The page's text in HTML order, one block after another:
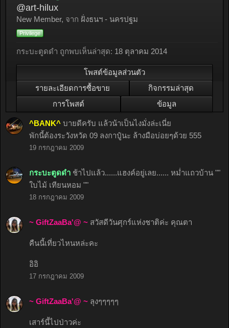
@art-hilux
New Member, จาก ฝั่งธนฯ - นครปฐม
Privilege
กระบะตูดดำ ถูกพบเห็นล่าสุด: 18 ตุลาคม 2014
โพสต์ข้อมูลส่วนตัว
รายละเอียดการซื้อขาย
กิจกรรมล่าสุด
การโพสต์
ข้อมูล
^BANK^ บายดีครับ แล้วน้าเป็นไงมั่งล่ะเนี่ย
พักนี้ต้องระวังหวัด 09 ลงกาปู๋นะ ล้างมือบ่อยๆด้วย 555
19 กรกฎาคม 2009
กระบะตูดดำ ช้าไปแล้ว......แฮงค์อยู่เลย...... หม่ำแถวบ้าน ""
ใบไม้ เทียนหอม ""
18 กรกฎาคม 2009
~ GiftZaaBa'@ ~ สวัสดีวันศุกร์แห่งชาติค่ะ คุณตา
คืนนี้เที่ยวไหนหล่ะคะ
อิอิ
17 กรกฎาคม 2009
~ GiftZaaBa'@ ~ ลุงๆๆๆๆๆ
เสาร์นี้ไปป่าวค่ะ